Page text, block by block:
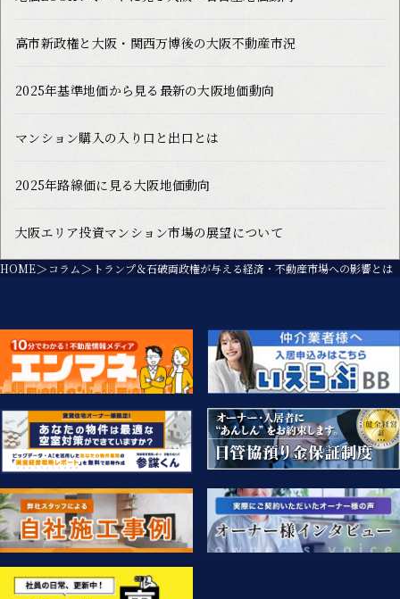
高市新政権と大阪・関西万博後の大阪不動産市況
2025年基準地価から見る最新の大阪地価動向
マンション購入の入り口と出口とは
2025年路線価に見る大阪地価動向
大阪エリア投資マンション市場の展望について
HOME コラム トランプ＆石破両政権が与える経済・不動産市場への影響とは